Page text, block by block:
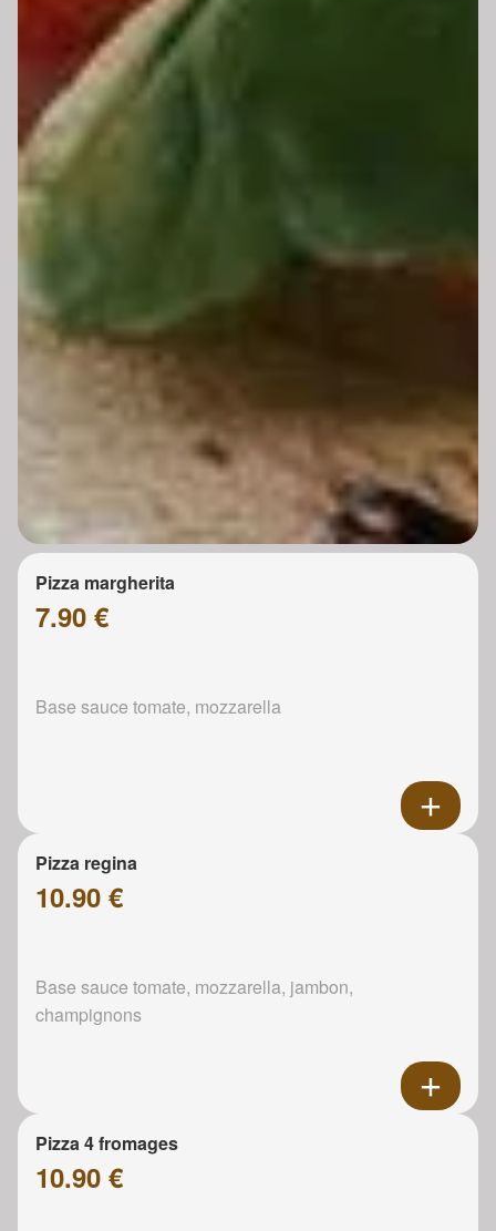
Pizza margherita
7.90 €
Base sauce tomate, mozzarella
Pizza regina
10.90 €
Base sauce tomate, mozzarella, jambon,
champignons
Pizza 4 fromages
10.90 €